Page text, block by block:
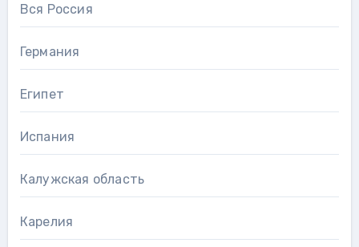
Вся Россия
Германия
Египет
Испания
Калужская область
Карелия